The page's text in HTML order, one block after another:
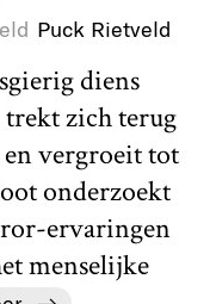
Puck Rietveld
diens
trekt zich terug
vergroeit tot
onderzoekt
ervaringen
menselijke